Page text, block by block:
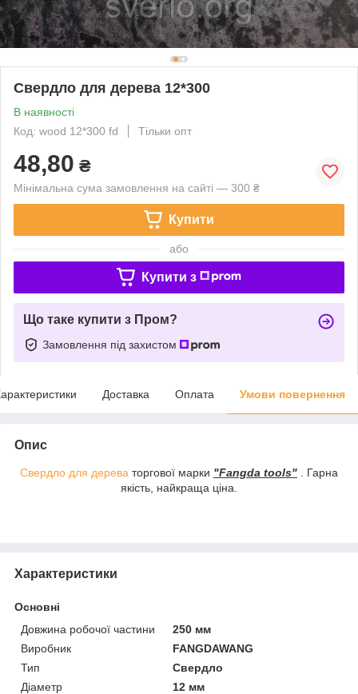
Свердло для дерева 12*300
В наявності
Код: wood 12*300 fd
Тільки опт
48,80 ₴
Мінімальна сума замовлення на сайті — 300 ₴
Купити
або
Купити з
Що таке купити з Пром?
Замовлення під захистом
Доставка Оплата Умови повернення
Опис
Свердло для дерева торгової марки "Fangda tools" . Гарна
якість, найкраща ціна.
Характеристики
Основні
Довжина робочої частини
250 мм
Виробник
FANGDAWANG
Тип
Свердло
Діаметр
12 мм